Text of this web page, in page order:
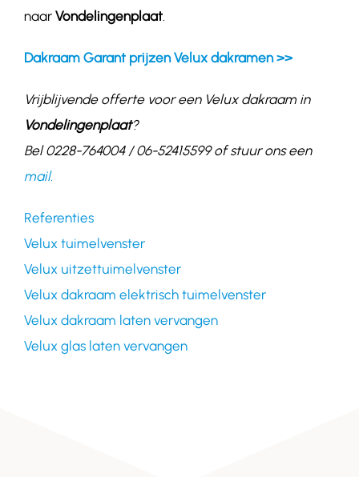
naar Vondelingenplaat.
Dakraam Garant prijzen Velux dakramen >>
Vrijblijvende offerte voor een Velux dakraam in
Vondelingenplaat?
Bel 0228-764004 / 06-52415599 of stuur ons een
mail.
Referenties
Velux tuimelvenster
Velux uitzettuimelvenster
Velux dakraam elektrisch tuimelvenster
Velux dakraam laten vervangen
Velux glas laten vervangen